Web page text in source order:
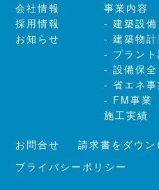
会社情報
採用情報
お知らせ
事業内容
建築設備
建築物計
プラン
設備保全
省エネ事
FM事業
施工実績
お問合せ
請求書をダウン
プライバシーポリシー